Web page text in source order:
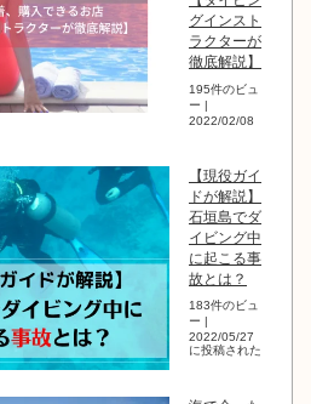
グインスト
ラクターが
徹底解説】
195件のビュ
ー |
2022/02/08
【現役ガイ
ドが解説】
石垣島でダ
イビング中
に起こる事
故とは？
183件のビュ
ー |
2022/05/27
に投稿された